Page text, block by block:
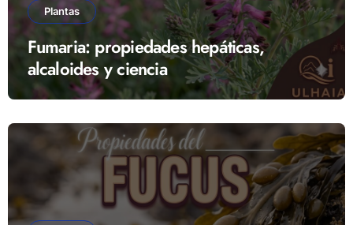
Plantas
Fumaria: propiedades hepáticas,
alcaloides y ciencia